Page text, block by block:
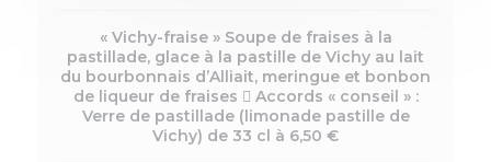
« Vichy-fraise » Soupe de fraises à la
pastillade, glace à la pastille de Vichy au lait
du bourbonnais d’Alliait, meringue et bonbon
de liqueur de fraises  Accords « conseil » :
Verre de pastillade (limonade pastille de
Vichy) de 33 cl à 6,50 €